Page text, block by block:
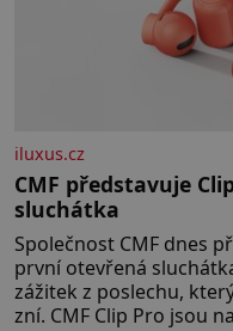
iluxus.cz
CMF představuje
sluchátka
Společnost CMF dnes
první otevřená
zážitek z poslechu,
zní. CMF Clip Pro jsou